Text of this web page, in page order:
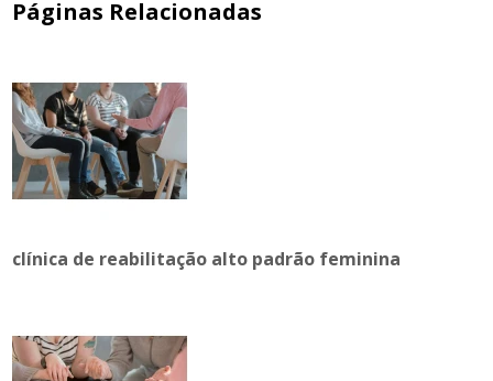
Páginas Relacionadas
clínica de reabilitação alto padrão feminina